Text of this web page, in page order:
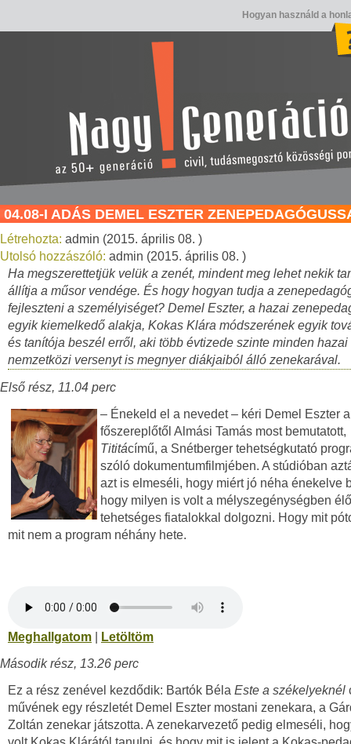
Hogyan használd a
04.08-I ADÁS DEMEL ESZTER
Létrehozta: admin (2015. április 08. )
Utolsó hozzászóló: admin (2015. április 08. )
Ha megszerettetjük velük a zenét, mindent meg lehet nekik
állítja a műsor vendége. És hogy hogyan tudja a
fejleszteni a személyiséget? Demel Eszter, a hazai
egyik kiemelkedő alakja, Kokas Klára módszerének egyik
és tanítója beszél erről, aki több évtizede szinte minden hazai
nemzetközi versenyt is megnyer diákjaiból álló zenekarával.
Első rész, 11.04 perc
– Énekeld el a nevedet – kéri Demel Eszter a
főszereplőtől Almási Tamás most bemutatott,
Tititácímű, a Snétberger tehetségkutató
szóló dokumentumfilmjében. A stúdióban
azt is elmeséli, hogy miért jó néha énekelve
hogy milyen is volt a mélyszegénységben
tehetséges fiatalokkal dolgozni. Hogy mit
mit nem a program néhány hete.
Meghallgatom
Letöltöm
Második rész, 13.26 perc
Ez a rész zenével kezdődik: Bartók Béla Este a székelyeknél
művének egy részletét Demel Eszter mostani zenekara, a
Zoltán zenekar játszotta. A zenekarvezető pedig elmeséli,